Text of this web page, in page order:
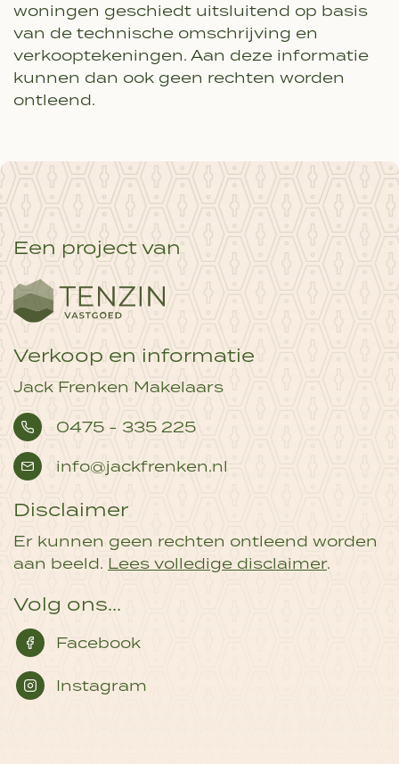
woningen geschiedt uitsluitend op basis
van de technische omschrijving en
verkooptekeningen. Aan deze informatie
kunnen dan ook geen rechten worden
ontleend.
Een project van
Verkoop en informatie
Jack Frenken Makelaars
0475 - 335 225
info@jackfrenken.nl
Disclaimer
Er kunnen geen rechten ontleend worden
aan beeld. Lees volledige disclaimer.
Volg ons...
Facebook
Instagram